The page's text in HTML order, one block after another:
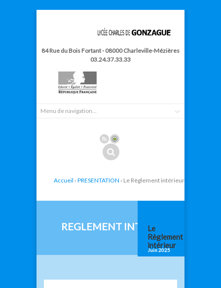
84 Rue du Bois Fortant - 08000 Charleville-Mézières
03.24.37.33.33
Accueil › PRESENTATION › Le Règlement intérieur
REGLEMENT INTERIEUR
Le
Règlement
intérieur
Juin 2025